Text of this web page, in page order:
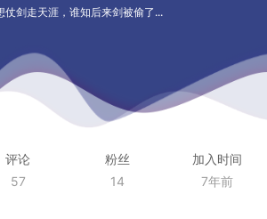
仗剑走天涯，谁知后来剑被偷了...
评论
57
粉丝
14
加入时间
7年前